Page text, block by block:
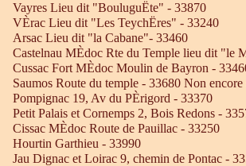
Vayres Lieu dit "BouluguËte" - 33870
VÈrac Lieu dit "Les TeychËres" - 33240
Arsac Lieu dit "la Cabane"- 33460
Castelnau MÈdoc Rte du Temple lieu dit "le
Cussac Fort MÈdoc Moulin de Bayron -
Saumos Route du temple - 33680 Non encore
Pompignac 19, Av du PÈrigord - 33370
Petit Palais et Cornemps 2, Bois Redons -
Cissac MÈdoc Route de Pauillac - 33250
Hourtin Garthieu - 33990
Jau Dignac et Loirac 9, chemin de Pontac -